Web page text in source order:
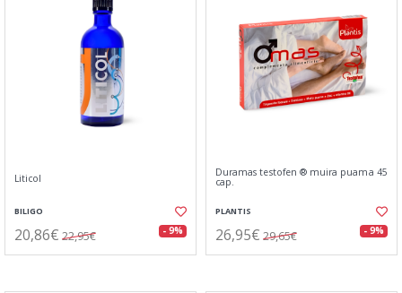
Liticol
BILIGO
20,86€ 22,95€ - 9%
Duramas testofen ® muira puama 45
cap.
PLANTIS
26,95€ 29,65€ - 9%